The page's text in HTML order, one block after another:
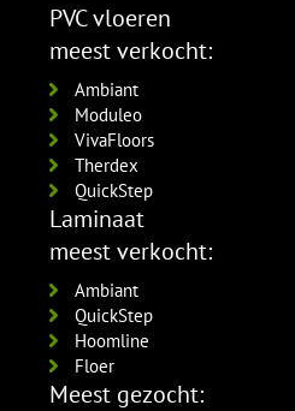
PVC vloeren
meest verkocht:
Ambiant
Moduleo
VivaFloors
Therdex
QuickStep
Laminaat
meest verkocht:
Ambiant
QuickStep
Hoomline
Floer
Meest gezocht: